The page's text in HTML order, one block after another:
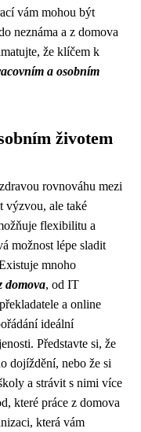
vám mohou být
neznáma a z domova
že klíčem k
a osobním
životem
rovnováhu mezi
výzvou, ale také
flexibilitu a
možnost lépe sladit
mnoho
domova, od IT
a online
ideální
Představte si, že
dojíždění, nebo že si
a strávit s nimi více
které práce z domova
která vám